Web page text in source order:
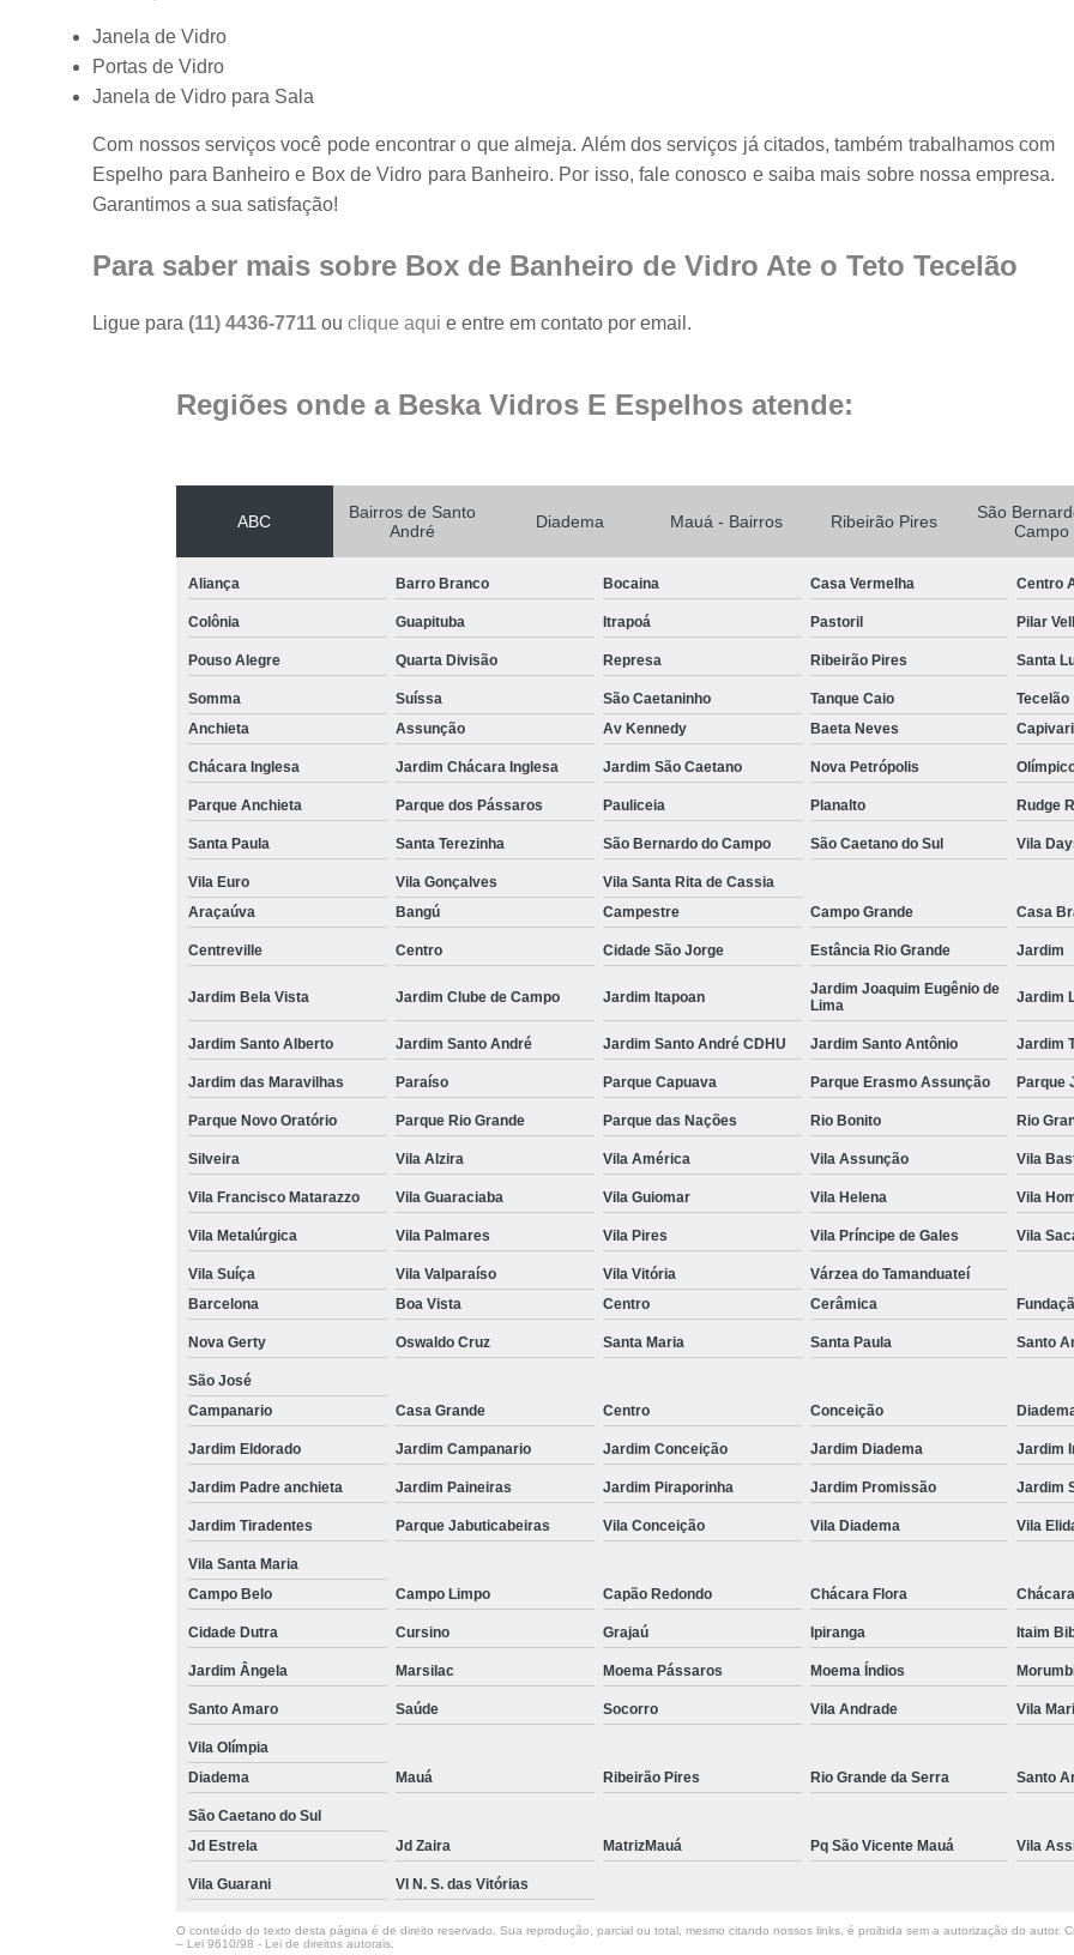
Espelho
Espelho de
Espelho
Espelho Moderno
Espelho
Espelho de
Espelho Decorativo
Espelho Grande para
Espelho para
Fechamento em
Guarda Corpo de
Guarda Corpo
Guarda
Guarda Corpo de
Guarda Corpo
Janela de Quarto
Janela de Vidro
Janela de Vidro
Janela de Vidro
Portas de Vidro
Janela de Vidro para Sala
Com nossos serviços você pode encontrar o que almeja. Além dos serviços já citados, também trabalhamos com
Espelho para Banheiro e Box de Vidro para Banheiro. Por isso, fale conosco e saiba mais sobre nossa empresa.
Garantimos a sua satisfação!
Para saber mais sobre Box de Banheiro de Vidro Ate o Teto Tecelão
Ligue para(11) 4436-7711ouclique aqui e entre em contato por email.
Regiões onde a Beska Vidros E Espelhos atende:
ABC
Bairros de Santo
André
Diadema Mauá - Bairros Ribeirão Pires
São
Campo
Aliança Barro Branco Bocaina Casa Vermelha Centro
Colônia Guapituba Itrapoá Pastoril Pilar
Pouso Alegre Quarta Divisão Represa Ribeirão Pires Santa
Somma Suíssa São Caetaninho Tanque Caio
Tecelão
Anchieta
Assunção Av Kennedy Baeta Neves Capivari
Chácara Inglesa Jardim Chácara Inglesa Jardim São Caetano Nova Petrópolis
Parque Anchieta Parque dos Pássaros Pauliceia Planalto Rudge
Santa Paula Santa Terezinha São Bernardo do Campo São Caetano do Sul Vila
Vila Euro Vila Gonçalves
Vila Santa Rita de Cassia
Araçaúva
Bangú Campestre Campo Grande Casa
Centreville Centro Cidade São Jorge Estância Rio Grande Jardim
Jardim Bela Vista Jardim Clube de Campo Jardim Itapoan
Jardim Joaquim Eugênio de
Lima
Jardim
Jardim Santo Alberto Jardim Santo André Jardim Santo André CDHU Jardim Santo Antônio Jardim
Jardim das Maravilhas Paraíso Parque Capuava Parque Erasmo Assunção Parque
Parque Novo Oratório Parque Rio Grande Parque das Nações Rio Bonito Rio
Silveira Vila Alzira Vila América Vila Assunção Vila
Vila Francisco Matarazzo Vila Guaraciaba Vila Guiomar Vila Helena Vila
Vila Metalúrgica Vila Palmares Vila Pires Vila Príncipe de Gales Vila
Vila Suíça Vila Valparaíso Vila Vitória
Várzea do Tamanduateí
Barcelona
Boa Vista Centro Cerâmica
Nova Gerty Oswaldo Cruz Santa Maria Santa Paula Santo
São José
Campanario
Casa Grande Centro Conceição
Jardim Eldorado Jardim Campanario Jardim Conceição Jardim Diadema Jardim
Jardim Padre anchieta Jardim Paineiras Jardim Piraporinha Jardim Promissão Jardim
Jardim Tiradentes Parque Jabuticabeiras Vila Conceição Vila Diadema Vila
Vila Santa Maria
Campo Belo
Campo Limpo Capão Redondo Chácara Flora
Cidade Dutra Cursino Grajaú Ipiranga Itaim
Jardim Ângela Marsilac Moema Pássaros Moema Índios
Santo Amaro Saúde Socorro Vila Andrade Vila
Vila Olímpia
Diadema
Mauá Ribeirão Pires Rio Grande da Serra Santo
São Caetano do Sul
Jd Estrela
Jd Zaira MatrizMauá Pq São Vicente Mauá Vila
Vila Guarani Vl N. S. das Vitórias
O conteúdo do texto desta página é de direito reservado. Sua reprodução, parcial ou total, mesmo citando nossos links, é proibida sem a autorização do autor.
– Lei 9610/98 - Lei de direitos autorais.